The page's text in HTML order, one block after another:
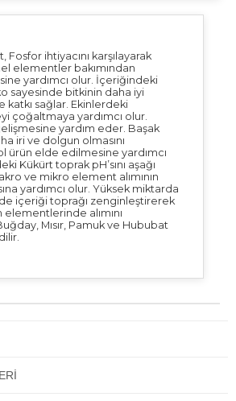
Fosfor ihtiyacını karşılayarak
elementler bakımından
yardımcı olur. İçeriğindeki
sayesinde bitkinin daha iyi
katkı sağlar. Ekinlerdeki
çoğaltmaya yardımcı olur.
yardım eder. Başak
iri ve dolgun olmasını
ürün elde edilmesine yardımcı
Kükürt toprak pH’sını aşağı
ve mikro element alımının
yardımcı olur. Yüksek miktarda
içeriği toprağı zenginleştirerek
elementlerinde alımını
Mısır, Pamuk ve Hububat